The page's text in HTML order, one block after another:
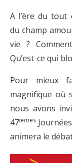
A l’ère du tout
du champ
vie ?
Qu’est-ce qui
Pour mieux
magnifique où
nous avons
47iemes
animera le